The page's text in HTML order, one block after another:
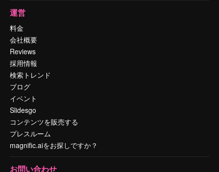
運営
料金
会社概要
Reviews
採用情報
検索トレンド
ブログ
イベント
Slidesgo
コンテンツを販売する
プレスルーム
magnific.aiをお探しですか？
お問い合わせ